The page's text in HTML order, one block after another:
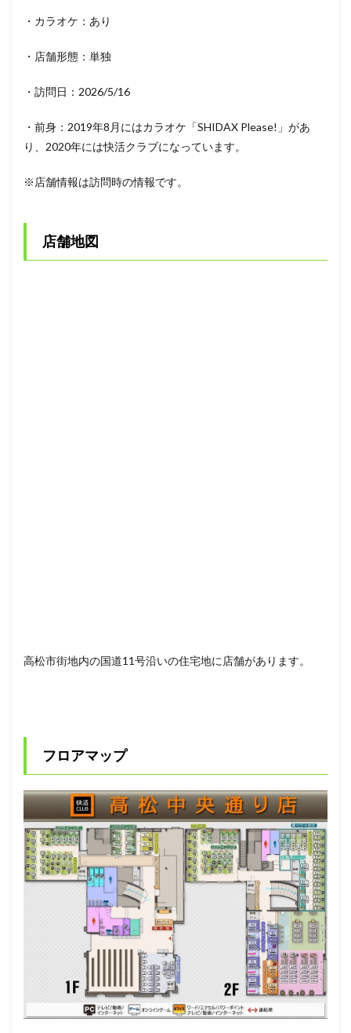
・カラオケ：あり
・店舗形態：単独
・訪問日：2026/5/16
・前身：2019年8月にはカラオケ「SHIDAX Please!」があ
り、2020年には快活クラブになっています。
※店舗情報は訪問時の情報です。
店舗地図
高松市街地内の国道11号沿いの住宅地に店舗があります。
フロアマップ